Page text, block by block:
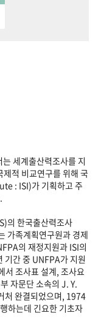
세계출산력조사를 지
적 비교연구를 위해 국
: ISI)가 기획하고 주
의 한국출산력조사
족계획연구원과 경제
의 재정지원과 ISI의
간 중 UNFPA가 지원
조사표 설계, 조사요
자문단 소속의 J. Y.
처 완결되었으며, 1974
하는데 긴요한 기초자